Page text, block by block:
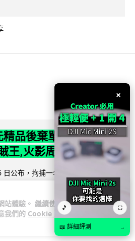
站體驗。 繼續使用
我們的 Cookie 政
品後棄單 大阪女 2 年
王,火影周邊產品
公布，拘捕一名 32 歲大阪女子，
旗下官方網店「JUMP
文
×
🎵 ⛶
📖 詳細評測 →